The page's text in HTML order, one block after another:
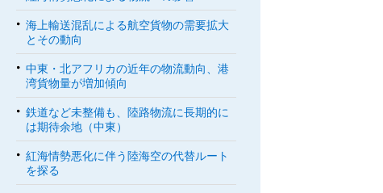
海上輸送混乱による航空貨物の需要拡大
とその動向
中東・北アフリカの近年の物流動向、港
湾貨物量が増加傾向
鉄道など未整備も、陸路物流に長期的に
は期待余地（中東）
紅海情勢悪化に伴う陸海空の代替ルート
を探る